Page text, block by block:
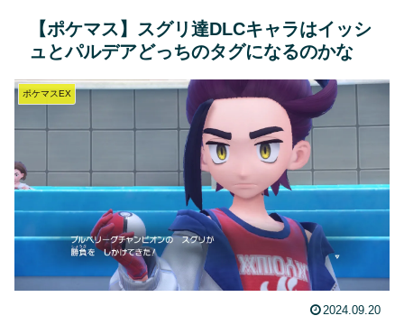
【ポケマス】スグリ達DLCキャラはイッシ
ュとパルデアどっちのタグになるのかな
ポケマスEX
2024.09.20